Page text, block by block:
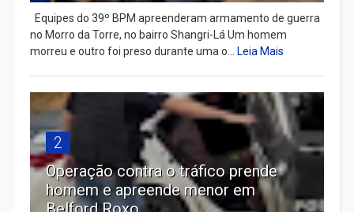
Equipes do 39º BPM apreenderam armamento de guerra
no Morro da Torre, no bairro Shangri-Lá Um homem
morreu e outro foi preso durante uma o...
Leia Mais
2
Operação contra o tráfico prende
homem e apreende menor em